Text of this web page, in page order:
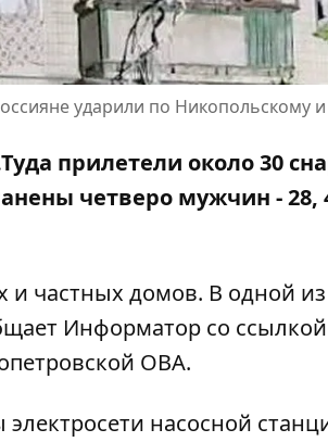
ударили по Никопольскому
прилетели около 30
четверо мужчин - 28,
частных домов. В одной
Информатор со
ОВА.
насосной